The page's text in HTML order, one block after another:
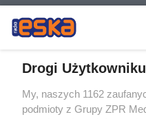
Żaden utwór zamieszczony w
rozpowszechniany lub dalej
Drogi
My, naszych 1162
podmioty z Grupy ZPR